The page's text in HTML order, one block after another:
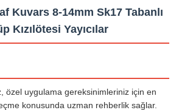
Kuvars 8-14mm Sk17 Tabanlı
Kızılötesi Yayıcılar
özel uygulama gereksinimleriniz için en
konusunda uzman rehberlik sağlar.